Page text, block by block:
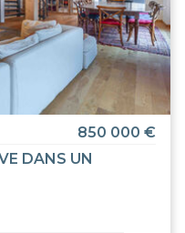
850 000 €
DANS UN